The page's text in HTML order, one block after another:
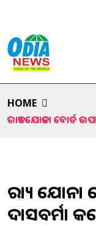
HOME
ରାଜ୍ୟ ଯୋଜନା ବୋର୍ଡ
ରାଜ୍ୟ
ଦାସବର୍ମା